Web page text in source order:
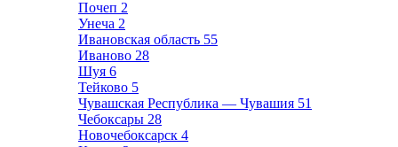
Почеп 2
Унеча 2
Ивановская область 55
Иваново 28
Шуя 6
Тейково 5
Чувашская Республика — Чувашия 51
Чебоксары 28
Новочебоксарск 4